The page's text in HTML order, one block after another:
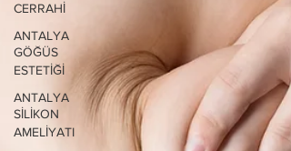
CERRAHİ
ANTALYA
GÖĞÜS
ESTETİĞİ
ANTALYA
SİLİKON
AMELİYATI